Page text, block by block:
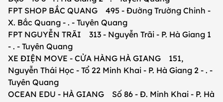
FPT SHOP BẮC QUANG 495 - Đường Trường Chinh -
X. Bắc Quang - . - Tuyên Quang
FPT NGUYỄN TRÃI 313 - Nguyễn Trãi - P. Hà Giang 1
- . - Tuyên Quang
XE ĐIỆN MOVE - CỬA HÀNG HÀ GIANG 151,
Nguyễn Thái Học - Tổ 22 Minh Khai - P. Hà Giang 2 - . -
Tuyên Quang
OCEAN EDU - HÀ GIANG Số 86 - Đ. Minh Khai - P. Hà